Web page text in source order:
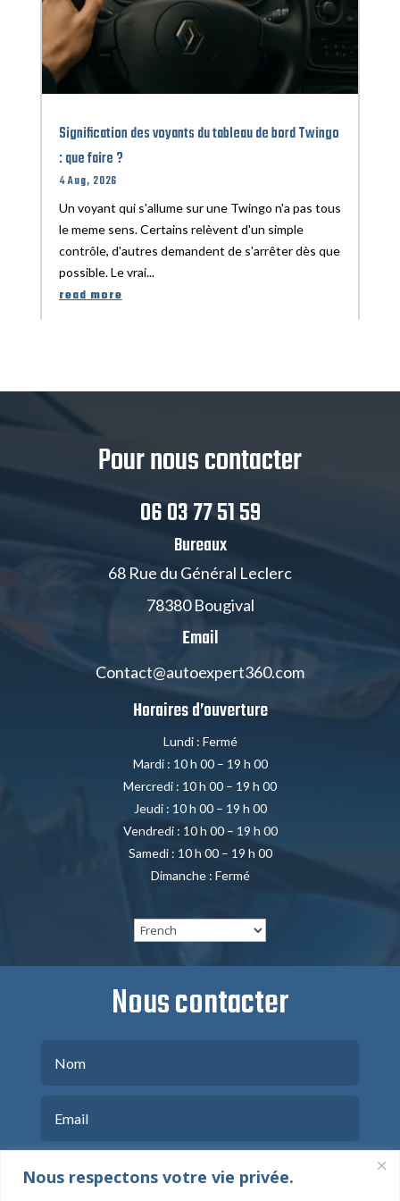
Nous respectons votre vie privée.
Signification des voyants du tableau de bord Twingo
: que faire ?
4 Aug, 2026
Un voyant qui s'allume sur une Twingo n'a pas tous
le meme sens. Certains relèvent d'un simple
contrôle, d'autres demandent de s'arrêter dès que
possible. Le vrai...
read more
Pour nous contacter
06 03 77 51 59
Bureaux
68 Rue du Général Leclerc
78380 Bougival
Email
Contact@autoexpert360.com
Horaires d’ouverture
Lundi : Fermé
Mardi : 10 h 00 – 19 h 00
Mercredi : 10 h 00 – 19 h 00
Jeudi : 10 h 00 – 19 h 00
Vendredi : 10 h 00 – 19 h 00
Samedi : 10 h 00 – 19 h 00
Dimanche : Fermé
Nous contacter